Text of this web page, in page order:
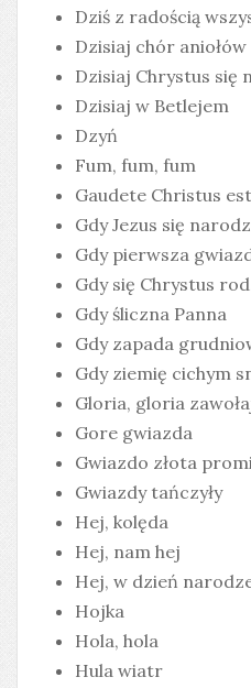
Dziś z radością
Dzisiaj chór aniołów
Dzisiaj Chrystus się
Dzisiaj w Betlejem
Dzyń
Fum, fum, fum
Gaudete Christus
Gdy Jezus się
Gdy pierwsza
Gdy się Chrystus
Gdy śliczna Panna
Gdy zapada
Gdy ziemię cichym
Gloria, gloria
Gore gwiazda
Gwiazdo złota
Gwiazdy tańczyły
Hej, kolęda
Hej, nam hej
Hej, w dzień
Hojka
Hola, hola
Hula wiatr